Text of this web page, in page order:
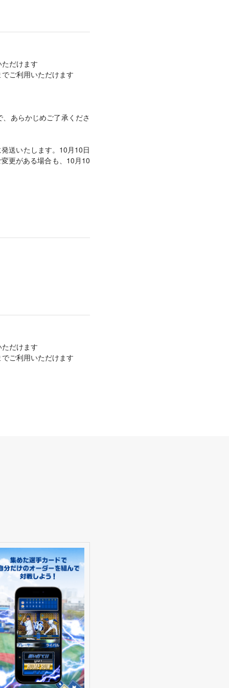
だけます
ご利用いただけます
あらかじめご了承くださ
送いたします。10月10日
更がある場合も、10月10
だけます
ご利用いただけます